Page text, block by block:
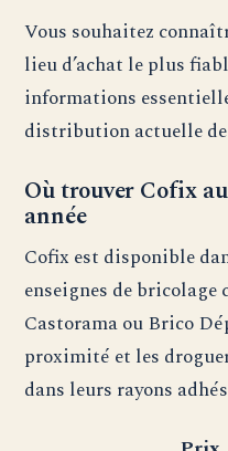
Vous souhaitez
lieu d’achat le plus
informations
distribution actuelle
Où trouver Cofix
année
Cofix est disponible
enseignes de
Castorama ou Brico
proximité et les
dans leurs rayons